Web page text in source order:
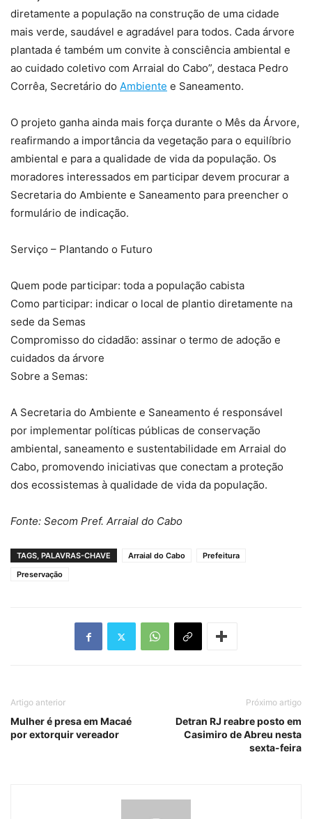
diretamente a população na construção de uma cidade
mais verde, saudável e agradável para todos. Cada árvore
plantada é também um convite à consciência ambiental e
ao cuidado coletivo com Arraial do Cabo”, destaca Pedro
Corrêa, Secretário do Ambiente e Saneamento.
O projeto ganha ainda mais força durante o Mês da Árvore,
reafirmando a importância da vegetação para o equilíbrio
ambiental e para a qualidade de vida da população. Os
moradores interessados em participar devem procurar a
Secretaria do Ambiente e Saneamento para preencher o
formulário de indicação.
Serviço – Plantando o Futuro
Quem pode participar: toda a população cabista
Como participar: indicar o local de plantio diretamente na
sede da Semas
Compromisso do cidadão: assinar o termo de adoção e
cuidados da árvore
Sobre a Semas:
A Secretaria do Ambiente e Saneamento é responsável
por implementar políticas públicas de conservação
ambiental, saneamento e sustentabilidade em Arraial do
Cabo, promovendo iniciativas que conectam a proteção
dos ecossistemas à qualidade de vida da população.
Fonte: Secom Pref. Arraial do Cabo
TAGS, PALAVRAS-CHAVE Arraial do Cabo
Prefeitura
Preservação
Artigo anterior
Mulher é presa em Macaé
por extorquir vereador
Próximo artigo
Detran RJ reabre posto em
Casimiro de Abreu nesta
sexta-feira